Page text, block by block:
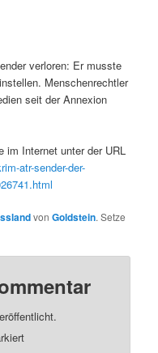
verloren: Er musste
Menschenrechtler
seit der Annexion
im Internet unter der URL
atr-sender-der-
vonGoldstein. Setze